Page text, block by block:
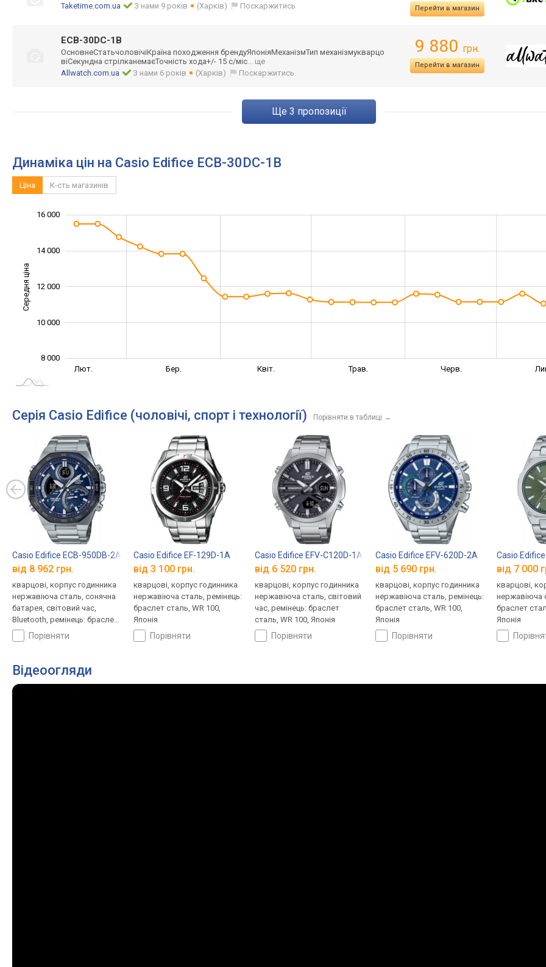
Taketime.com.ua З нами 9 років (Харків) Поскаржитись Перейти в магазин
ECB-30DC-1B
ОсновнеСтатьчоловічіКраїна походження брендуЯпоніяМеханізмТип механізмукварцо
віСекундна стрілканемаєТочність хода+/- 15 с/міс... ще
Allwatch.com.ua
З нами 6 років (Харків) Поскаржитись
9 880 грн.
Перейти в магазин
ще 3 пропозиції
Динаміка цін на Casio Edifice ECB-30DC-1B
Ціна К-сть магазинів
Середня ціна 10 000
8 000
10 000
12 000
14 000
16 000
Лют. Бер. Квіт. Трав. Черв.
Серп.
Серія Casio Edifice (чоловічі, спорт і технології) Порівняти в таблиці →
Casio Edifice ECB-950DB-2A
від 8 962 грн.
кварцові, корпус годинника
нержавіюча сталь, сонячна
батарея, світовий час,
Bluetooth, ремінець: браслет
сталь, WR 100, Японія
порівняти
Casio Edifice EF-129D-1A
від 3 100 грн.
кварцові, корпус годинника
нержавіюча сталь, ремінець:
браслет сталь, WR 100,
Японія
порівняти
Casio Edifice EFV-C120D-1A
від 6 520 грн.
кварцові, корпус годинника
нержавіюча сталь, світовий
час, ремінець: браслет
сталь, WR 100, Японія
порівняти
Casio Edifice EFV-620D-2A
від 5 690 грн.
кварцові, корпус годинника
нержавіюча сталь, ремінець:
браслет сталь, WR 100,
Японія
порівняти
Casio
від 7 000
кварцові,
нержавіюча
браслет
Японія
Відеоогляди